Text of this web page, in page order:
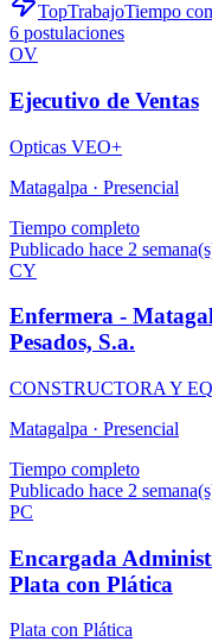
TopTrabajoTiempo
6 postulaciones
OV
Ejecutivo de Ventas
Opticas VEO+
Matagalpa · Presencial
Tiempo completo
Publicado hace 2
CY
Enfermera -
Pesados, S.a.
CONSTRUCTORA Y
Matagalpa · Presencial
Tiempo completo
Publicado hace 2
PC
Encargada
Plata con Plática
Plata con Plática